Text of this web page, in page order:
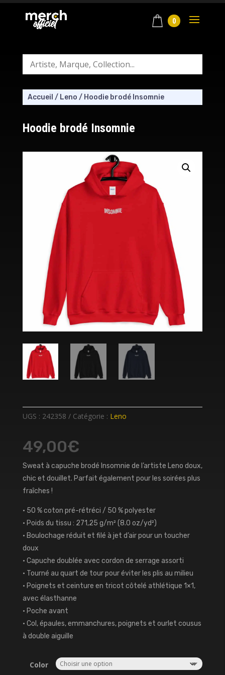
0
Accueil / Leno / Hoodie brodé Insomnie
Hoodie brodé Insomnie
UGS : 242358 Catégorie : Leno
49,00€
Sweat à capuche brodé Insomnie de l’artiste Leno doux,
chic et douillet. Parfait également pour les soirées plus
fraîches !
• 50 % coton pré-rétréci / 50 % polyester
• Poids du tissu : 271,25 g/m² (8.0 oz/yd²)
• Boulochage réduit et filé à jet d’air pour un toucher
doux
• Capuche doublée avec cordon de serrage assorti
• Tourné au quart de tour pour éviter les plis au milieu
• Poignets et ceinture en tricot côtelé athlétique 1×1,
avec élasthanne
• Poche avant
• Col, épaules, emmanchures, poignets et ourlet cousus
à double aiguille
Color